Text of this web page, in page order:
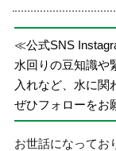
≪公式SNS
水回りの豆知識や
入れなど、水に関
ぜひフォローをお
お世話になってお